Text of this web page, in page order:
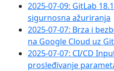
2025-07-09: GitLab
sigurnosna ažuriranja
2025-07-07: Brza i
na Google Cloud uz
2025-07-07: CI/CD
prosleđivanje